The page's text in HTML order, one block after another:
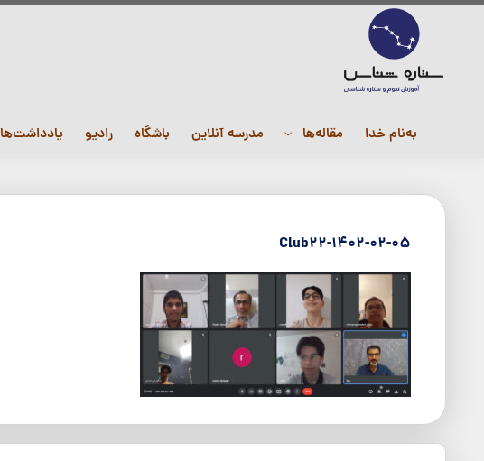
به‌نام خدا مقاله‌ها مدرسه آنلاین باشگاه رادیو یادداشت‌ها
Club22-1402-02-05